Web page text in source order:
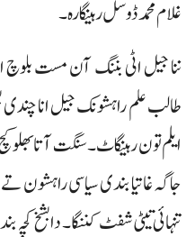
غلام محمد ڈوسل رہینگارہ۔
ننا جیل اٹی بننگ آن مست بلوچ
طالب علم راہشونک جیل انا چندی
ایلم تون رہینگاٹ۔ سنگت آتا
تنہائی تیٹی شفٹ کننگا۔ دا بشخ کچہ